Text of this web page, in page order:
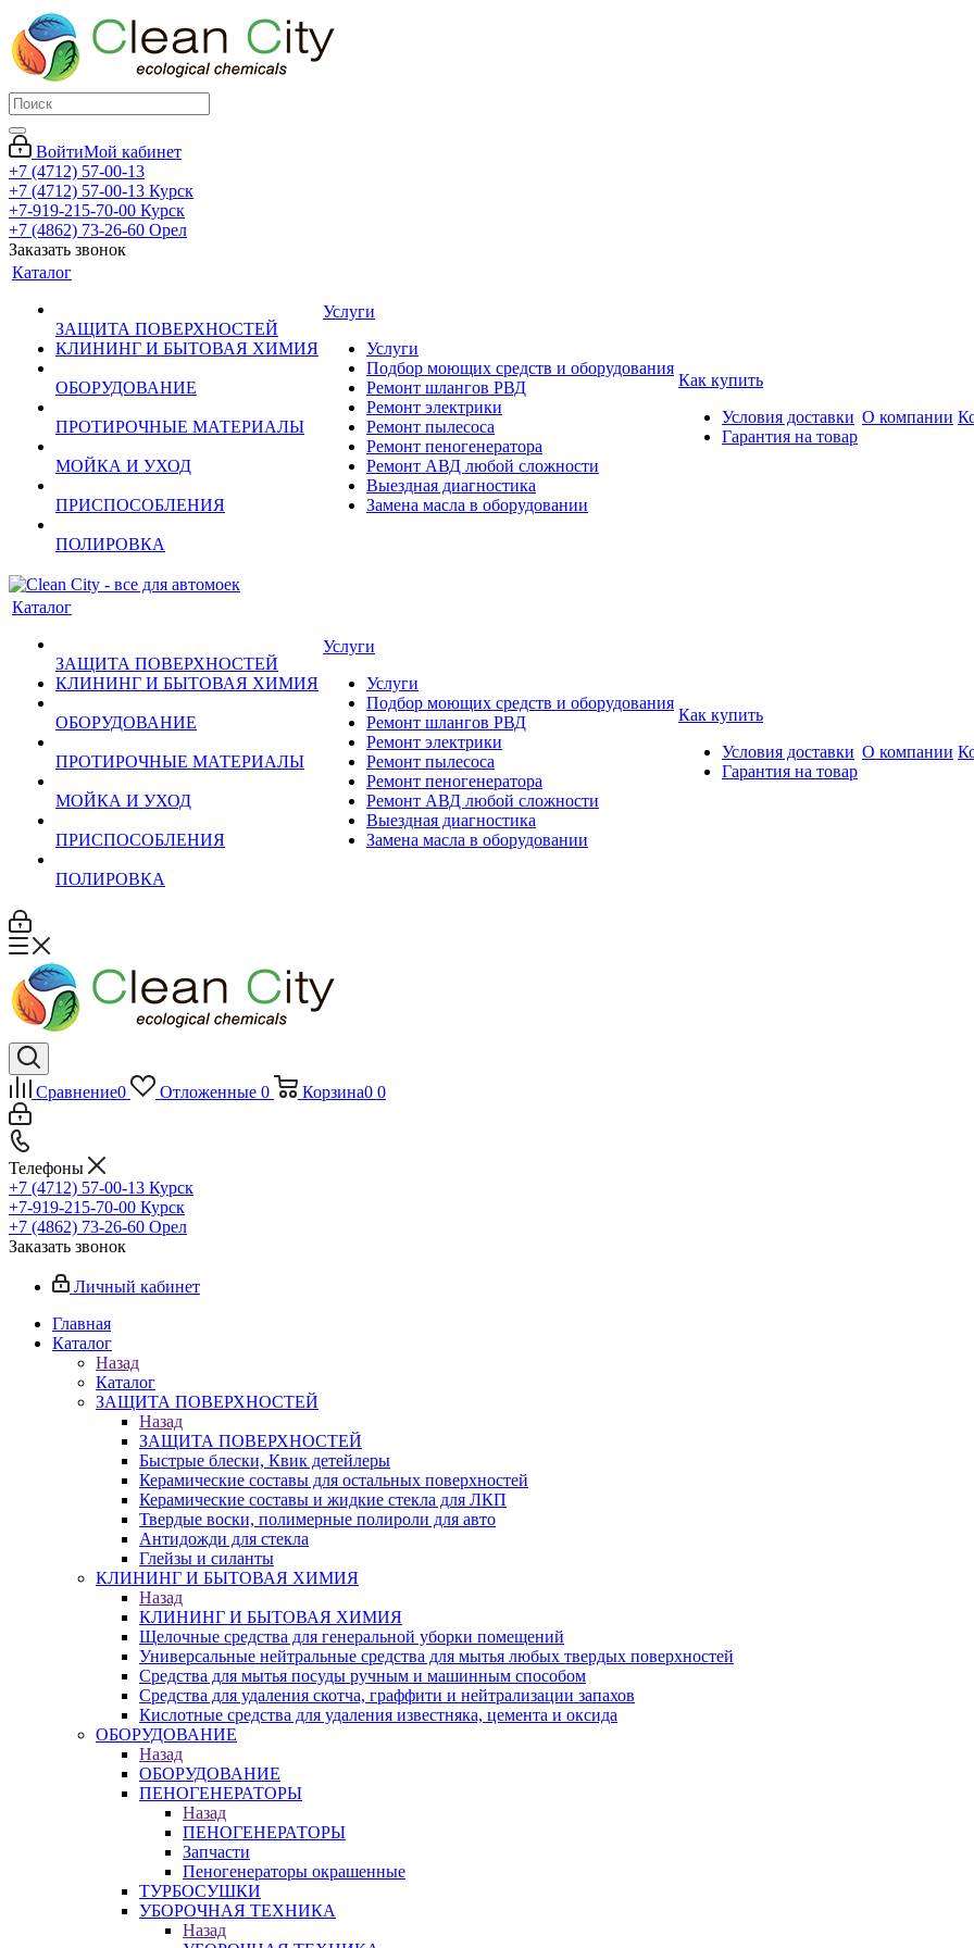
ВойтиМой кабинет
+7 (4712) 57-00-13
+7 (4712) 57-00-13 Курск
+7-919-215-70-00 Курск
+7 (4862) 73-26-60 Орел
Заказать звонок
Каталог
ЗАЩИТА ПОВЕРХНОСТЕЙ
КЛИНИНГ И БЫТОВАЯ ХИМИЯ
ОБОРУДОВАНИЕ
ПРОТИРОЧНЫЕ МАТЕРИАЛЫ
МОЙКА И УХОД
ПРИСПОСОБЛЕНИЯ
ПОЛИРОВКА
Услуги
Услуги
Подбор моющих средств и оборудования
Ремонт шлангов РВД
Ремонт электрики
Ремонт пылесоса
Ремонт пеногенератора
Ремонт АВД любой сложности
Выездная диагностика
Замена масла в оборудовании
Как купить
Условия доставки
Гарантия на товар
О компании
Каталог
ЗАЩИТА ПОВЕРХНОСТЕЙ
КЛИНИНГ И БЫТОВАЯ ХИМИЯ
ОБОРУДОВАНИЕ
ПРОТИРОЧНЫЕ МАТЕРИАЛЫ
МОЙКА И УХОД
ПРИСПОСОБЛЕНИЯ
ПОЛИРОВКА
Услуги
Услуги
Подбор моющих средств и оборудования
Ремонт шлангов РВД
Ремонт электрики
Ремонт пылесоса
Ремонт пеногенератора
Ремонт АВД любой сложности
Выездная диагностика
Замена масла в оборудовании
Как купить
Условия доставки
Гарантия на товар
О компании
Сравнение0 Отложенные 0 Корзина0 0
Телефоны
+7 (4712) 57-00-13 Курск
+7-919-215-70-00 Курск
+7 (4862) 73-26-60 Орел
Заказать звонок
Личный кабинет
Главная
Каталог
Назад
Каталог
ЗАЩИТА ПОВЕРХНОСТЕЙ
Назад
ЗАЩИТА ПОВЕРХНОСТЕЙ
Быстрые блески, Квик детейлеры
Керамические составы для остальных поверхностей
Керамические составы и жидкие стекла для ЛКП
Твердые воски, полимерные полироли для авто
Антидожди для стекла
Глейзы и силанты
КЛИНИНГ И БЫТОВАЯ ХИМИЯ
Назад
КЛИНИНГ И БЫТОВАЯ ХИМИЯ
Щелочные средства для генеральной уборки помещений
Универсальные нейтральные средства для мытья любых твердых поверхностей
Средства для мытья посуды ручным и машинным способом
Средства для удаления скотча, граффити и нейтрализации запахов
Кислотные средства для удаления известняка, цемента и оксида
ОБОРУДОВАНИЕ
Назад
ОБОРУДОВАНИЕ
ПЕНОГЕНЕРАТОРЫ
Назад
ПЕНОГЕНЕРАТОРЫ
Запчасти
Пеногенераторы окрашенные
ТУРБОСУШКИ
УБОРОЧНАЯ ТЕХНИКА
Назад